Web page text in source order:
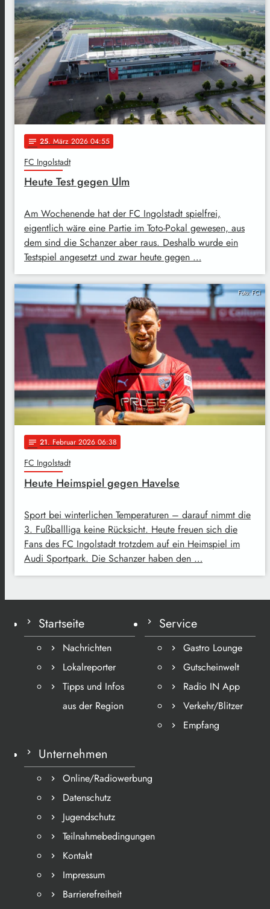
notes 25. März 2026 04:55
FC Ingolstadt
Heute Test gegen Ulm
Am Wochenende hat der FC Ingolstadt spielfrei,
eigentlich wäre eine Partie im Toto-Pokal gewesen, aus
dem sind die Schanzer aber raus. Deshalb wurde ein
Testspiel angesetzt und zwar heute gegen …
Foto: FCI
notes 21. Februar 2026 06:38
FC Ingolstadt
Heute Heimspiel gegen Havelse
Sport bei winterlichen Temperaturen – darauf nimmt die
3. Fußballliga keine Rücksicht. Heute freuen sich die
Fans des FC Ingolstadt trotzdem auf ein Heimspiel im
Audi Sportpark. Die Schanzer haben den …
Startseite
Nachrichten
Lokalreporter
Tipps und Infos
aus der Region
Service
Gastro Lounge
Gutscheinwelt
Radio IN App
Verkehr/Blitzer
Empfang
Unternehmen
Online/Radiowerbung
Datenschutz
Jugendschutz
Teilnahmebedingungen
Kontakt
Impressum
Barrierefreiheit